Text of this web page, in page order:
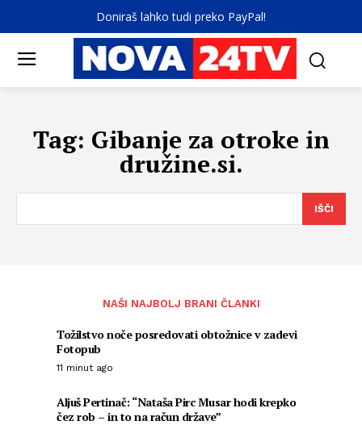
Doniraš lahko tudi preko PayPal!
Tag: Gibanje za otroke in
družine.si.
IŠČI
NAŠI NAJBOLJ BRANI ČLANKI
Tožilstvo noče posredovati obtožnice v zadevi
Fotopub
11 minut ago
Aljuš Pertinač: “Nataša Pirc Musar hodi krepko
čez rob – in to na račun države”